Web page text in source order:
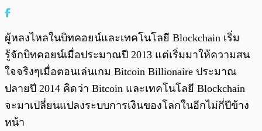
ผู้หลงไหลในบิทคอยน์และเทคโนโลยี Blockchain เริ่ม
รู้จักบิทคอยน์เมื่อประมาณปี 2013 แต่เริ่มมาให้ความสน
ใจจริงๆเมื่อตอนเล่นเกม Bitcoin Billionaire ประมาณ
ปลายปี 2014 คิดว่า Bitcoin และเทคโนโลยี Blockchain
จะมาเปลี่ยนแปลงระบบการเงินของโลกในอีกไม่กี่ปีข้าง
หน้า